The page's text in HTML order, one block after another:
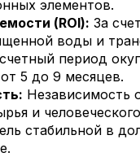
элементов.
(ROI): За
воды и
период
5 до 9 месяцев.
Независимость
и
стабильной в